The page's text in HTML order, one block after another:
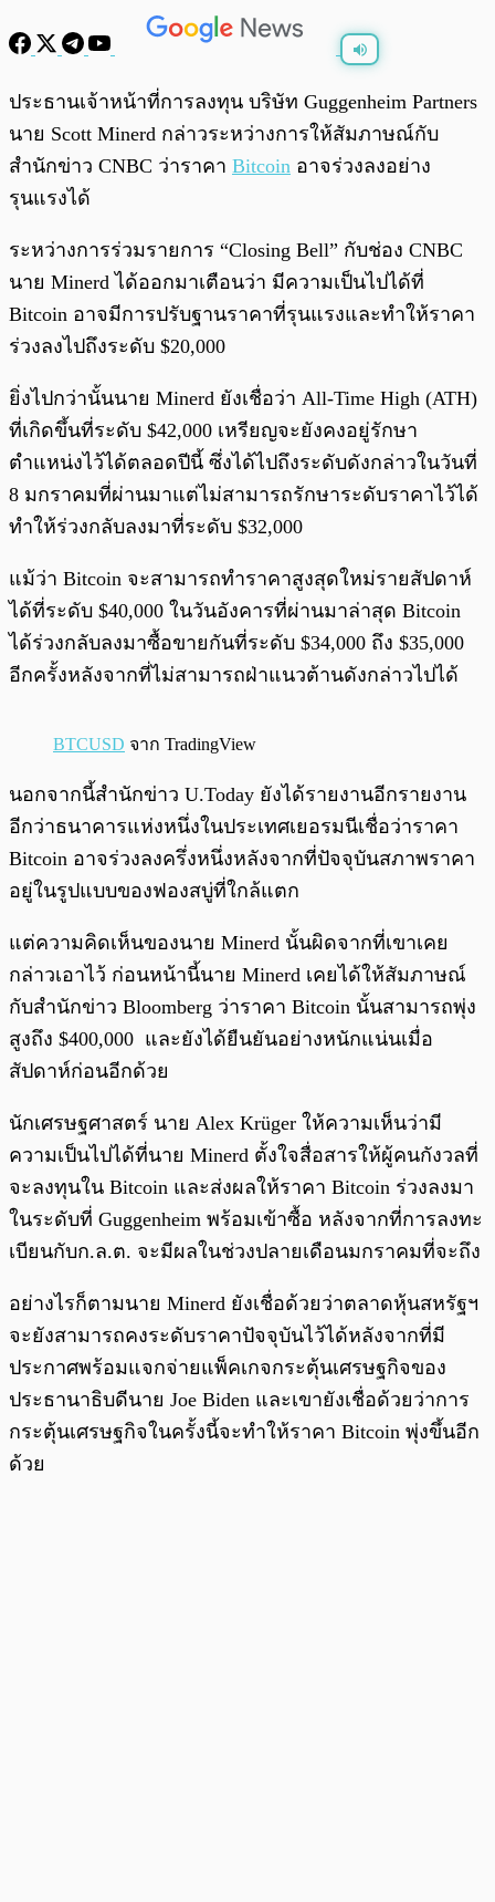
พร้อมเล่น
ประธานเจ้าหน้าที่การลงทุน บริษัท Guggenheim Partners
นาย Scott Minerd กล่าวระหว่างการให้สัมภาษณ์กับ
สำนักข่าว CNBC ว่าราคา Bitcoin อาจร่วงลงอย่าง
รุนแรงได้
ระหว่างการร่วมรายการ “Closing Bell” กับช่อง CNBC
นาย Minerd ได้ออกมาเตือนว่า มีความเป็นไปได้ที่
Bitcoin อาจมีการปรับฐานราคาที่รุนแรงและทำให้ราคา
ร่วงลงไปถึงระดับ $20,000
ยิ่งไปกว่านั้นนาย Minerd ยังเชื่อว่า All-Time High (ATH)
ที่เกิดขึ้นที่ระดับ $42,000 เหรียญจะยังคงอยู่รักษา
ตำแหน่งไว้ได้ตลอดปีนี้ ซึ่งได้ไปถึงระดับดังกล่าวในวันที่
8 มกราคมที่ผ่านมาแต่ไม่สามารถรักษาระดับราคาไว้ได้
ทำให้ร่วงกลับลงมาที่ระดับ $32,000
แม้ว่า Bitcoin จะสามารถทำราคาสูงสุดใหม่รายสัปดาห์
ได้ที่ระดับ $40,000 ในวันอังคารที่ผ่านมาล่าสุด Bitcoin
ได้ร่วงกลับลงมาซื้อขายกันที่ระดับ $34,000 ถึง $35,000
อีกครั้งหลังจากที่ไม่สามารถฝ่าแนวต้านดังกล่าวไปได้
BTCUSD จาก TradingView
นอกจากนี้สำนักข่าว U.Today ยังได้รายงานอีกรายงาน
อีกว่าธนาคารแห่งหนึ่งในประเทศเยอรมนีเชื่อว่าราคา
Bitcoin อาจร่วงลงครึ่งหนึ่งหลังจากที่ปัจจุบันสภาพราคา
อยู่ในรูปแบบของฟองสบู่ที่ใกล้แตก
แต่ความคิดเห็นของนาย Minerd นั้นผิดจากที่เขาเคย
กล่าวเอาไว้ ก่อนหน้านี้นาย Minerd เคยได้ให้สัมภาษณ์
กับสำนักข่าว Bloomberg ว่าราคา Bitcoin นั้นสามารถพุ่ง
สูงถึง $400,000 และยังได้ยืนยันอย่างหนักแน่นเมื่อ
สัปดาห์ก่อนอีกด้วย
นักเศรษฐศาสตร์ นาย Alex Krüger ให้ความเห็นว่ามี
ความเป็นไปได้ที่นาย Minerd ตั้งใจสื่อสารให้ผู้คนกังวลที่
จะลงทุนใน Bitcoin และส่งผลให้ราคา Bitcoin ร่วงลงมา
ในระดับที่ Guggenheim พร้อมเข้าซื้อ หลังจากที่การลงทะ
เบียนกับก.ล.ต. จะมีผลในช่วงปลายเดือนมกราคมที่จะถึง
อย่างไรก็ตามนาย Minerd ยังเชื่อด้วยว่าตลาดหุ้นสหรัฐฯ
จะยังสามารถคงระดับราคาปัจจุบันไว้ได้หลังจากที่มี
ประกาศพร้อมแจกจ่ายแพ็คเกจกระตุ้นเศรษฐกิจของ
ประธานาธิบดีนาย Joe Biden และเขายังเชื่อด้วยว่าการ
กระตุ้นเศรษฐกิจในครั้งนี้จะทำให้ราคา Bitcoin พุ่งขึ้นอีก
ด้วย